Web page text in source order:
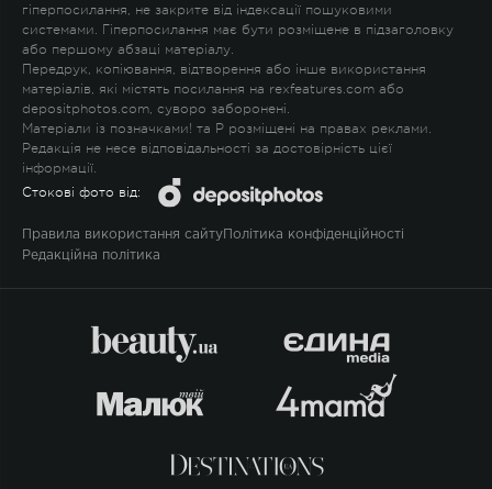
гіперпосилання, не закрите від індексації пошуковими
системами. Гіперпосилання має бути розміщене в підзаголовку
або першому абзаці матеріалу.
Передрук, копіювання, відтворення або інше використання
матеріалів, які містять посилання на rexfeatures.com або
depositphotos.com, суворо заборонені.
Матеріали із позначками! та P розміщені на правах реклами.
Редакція не несе відповідальності за достовірність цієї
інформації.
Стокові фото від:
Правила використання сайту Політика конфіденційності
Редакційна політика